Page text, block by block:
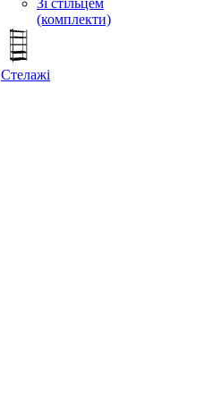
Зі стільцем
(комплекти)
Стелажі